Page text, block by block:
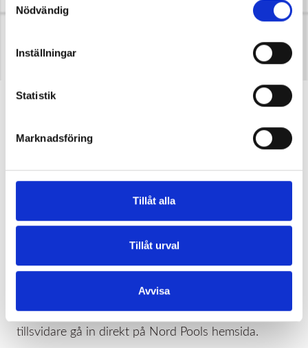
Nödvändig
Inställningar
Statistik
Marknadsföring
Tillåt alla
Tillåt urval
Avvisa
Uppdatering 2025-02-13:
Nu fungerar det med priserna i appen igen! Vi ber
om ursäkt för problemen det orsakat.
Sedan i torsdags 6 februari har vi problem med att
visa spotpriser i vår app, detta beroende på att
Nord Pool ändrat sitt filformat som de skickar över
Vår leverantör håller på att uppdatera appen så att
priserna kan visas igen, men då vi för närvarande
inte har någon klartid för detta så får man
tillsvidare gå in direkt på Nord Pools hemsida.